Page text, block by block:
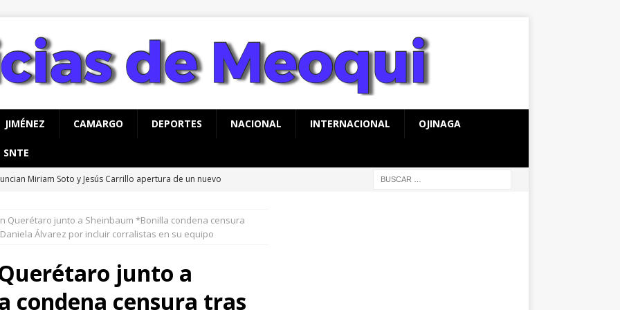
JIMÉNEZ CAMARGO DEPORTES NACIONAL INTERNACIONAL OJINAGA
SNTE
Miriam Soto y Jesús Carrillo apertura de un nuevo
jornada integral de limpieza y reforestación en Nuevo San
Bonilla inaugura el Paso Superior de Fuerza Aérea y carretera
Querétaro junto a Sheinbaum *Bonilla condena censura
Álvarez por incluir corralistas en su equipo
junto a
condena censura tras